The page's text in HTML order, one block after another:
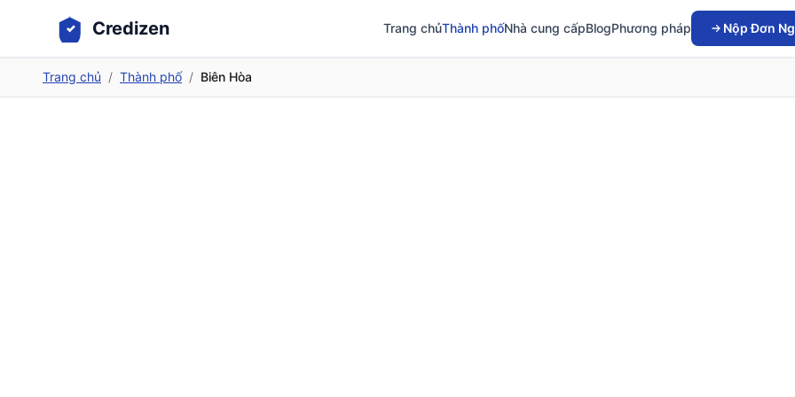
Credizen Trang chủThành phốNhà cung cấpBlogPhương pháp Nộp Đơn
Trang chủ / Thành phố / Biên Hòa